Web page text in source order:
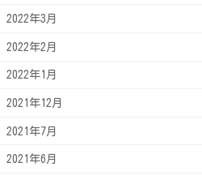
2022年3月
2022年2月
2022年1月
2021年12月
2021年7月
2021年6月